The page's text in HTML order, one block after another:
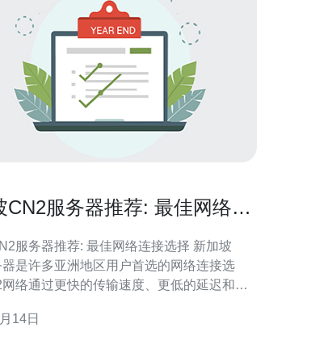
CN2服务器推荐: 最佳网络连
服务器推荐: 最佳网络连接选择 新加坡
是许多亚洲地区用户首选的网络连接选
络通过更快的传输速度、更低的延迟和更
采用先进的网络技术，确保数据在传输过
14日